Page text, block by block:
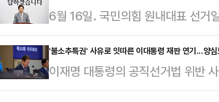
목적지에 가기 위해 택시를 이용하
계됐다.…
와 관련해 언론에 일부만 보도되면
다"면서 이같이 말했다.이어 "얼마
스레 시계 선물에 관한 이야기가 나
드렸다"고 설명했다.그러면서 "이
선물 중 시계가…
6월 16일. 국민의힘 원내대표 선거
원내대표가 권한대행을 맡게 되는
정 관리를 하고 있다.전당대회에 앞
야당'으로서 원내 협상을 진두지휘
요구된다. 국민의힘 관계자들은 차
'불소추특권' 사유로 잇따른 이대통령 재판 연기...양
이재명 대통령의 공직선거법 위반
이 대통령 재임 중 불소추특권을